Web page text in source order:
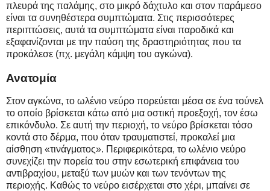
πλευρά της παλάμης, στο μικρό δάχτυλο και στον παράμεσο
είναι τα συνηθέστερα συμπτώματα. Στις περισσότερες
περιπτώσεις, αυτά τα συμπτώματα είναι παροδικά και
εξαφανίζονται με την παύση της δραστηριότητας που τα
προκάλεσε (πχ. μεγάλη κάμψη του αγκώνα).
Ανατομία
Στον αγκώνα, το ωλένιο νεύρο πορεύεται μέσα σε ένα τούνελ
το οποίο βρίσκεται κάτω από μια οστική προεξοχή, τον έσω
επικόνδυλο. Σε αυτή την περιοχή, το νεύρο βρίσκεται τόσο
κοντά στο δέρμα, που όταν τραυματιστεί, προκαλεί μια
αίσθηση «τινάγματος». Περιφερικότερα, το ωλένιο νεύρο
συνεχίζει την πορεία του στην εσωτερική επιφάνεια του
αντιβραχίου, μεταξύ των μυών και των τενόντων της
περιοχής. Καθώς το νεύρο εισέρχεται στο χέρι, μπαίνει σε